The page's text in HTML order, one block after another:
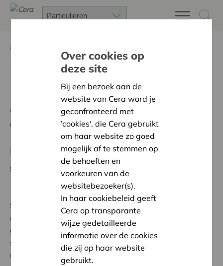
Missie en waarden
Cera is als een boom. Diep geworteld
en breed vertakt.
Missie
Samen investeren in welvaart en welzijn.
Samen met zo’n 400.000 vennoten investeren we in
onze samenleving en bouwen we aan een sterke
coöperatie. Door de krachten te bundelen, creëren we
samen economische en maatschappelijke
meerwaarde:
Over cookies op
deze site
Bij een bezoek aan de
website van Cera word je
geconfronteerd met
’cookies‘, die Cera gebruikt
om haar website zo goed
mogelijk af te stemmen op
de behoeften en
voorkeuren van de
websitebezoeker(s).
In haar cookiebeleid geeft
Cera op transparante
wijze gedetailleerde
informatie over de cookies
die zij op haar website
gebruikt.